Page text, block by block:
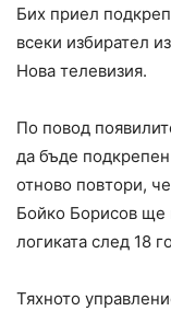
Бих приел
всеки избирател
Нова телевизия.
По повод
да бъде
отново повтори,
Бойко Борисов ще
логиката след 18
Тяхното